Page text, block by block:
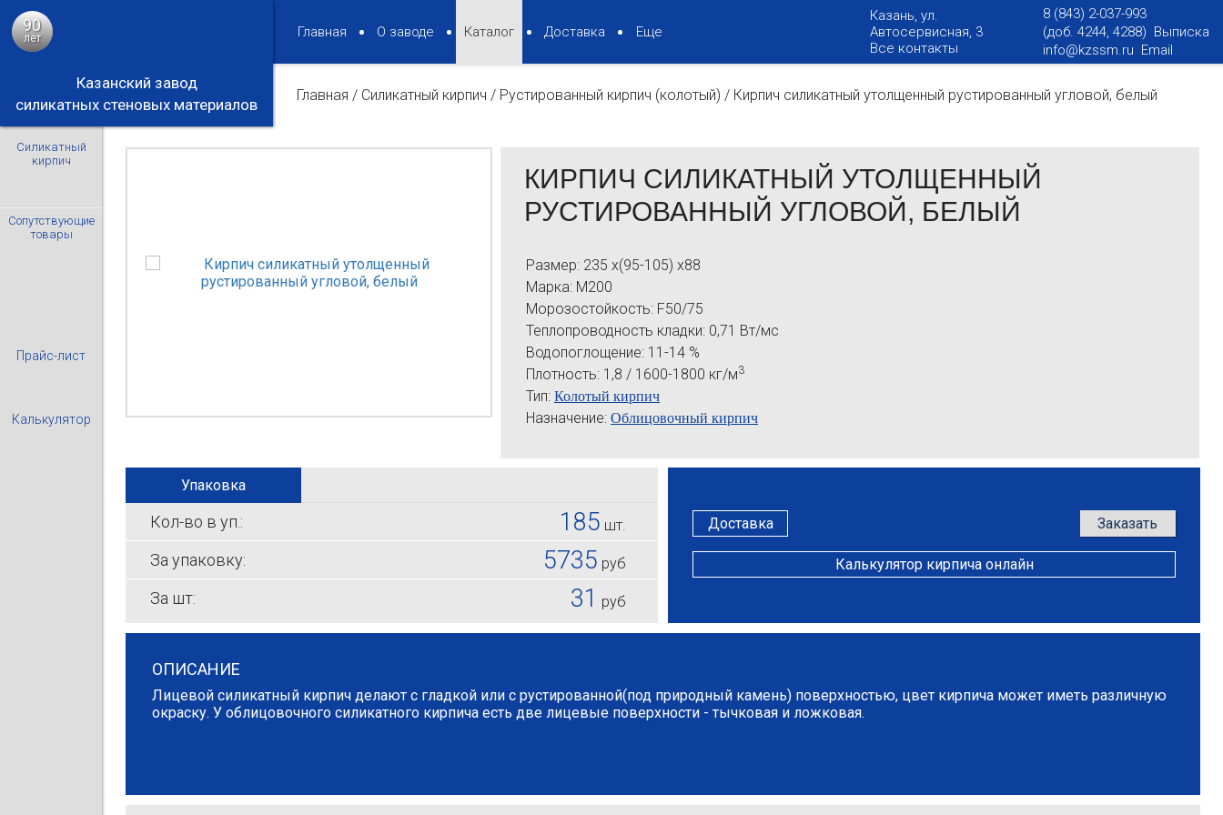
Казанский завод
силикатных стеновых материалов
90
лет Главная О заводе Каталог Доставка Еще
Казань, ул.
Автосервисная, 3
Все контакты
8 (843) 2-037-993
(доб. 4244, 4288) Выписка
info@kzssm.ru Email
Главная / Силикатный кирпич / Рустированный кирпич (колотый) / Кирпич силикатный утолщенный рустированный угловой, белый
Силикатный
кирпич
Сопутствующие
товары
Прайс-лист
Калькулятор
КИРПИЧ СИЛИКАТНЫЙ УТОЛЩЕННЫЙ
РУСТИРОВАННЫЙ УГЛОВОЙ, БЕЛЫЙ
Размер: 235 x(95-105) x88
Марка: М200
Морозостойкость: F50/75
Теплопроводность кладки: 0,71 Вт/мс
Водопоглощение: 11-14 %
Плотность: 1,8 / 1600-1800 кг/м3
Тип: Колотый кирпич
Назначение: Облицовочный кирпич
Упаковка
Кол-во в уп.: 185 шт.
За упаковку: 5735 руб
За шт: 31 руб
Доставка Заказать
Калькулятор кирпича онлайн
ОПИСАНИЕ
Лицевой силикатный кирпич делают с гладкой или с рустированной(под природный камень) поверхностью, цвет кирпича может иметь различную
окраску. У облицовочного силикатного кирпича есть две лицевые поверхности - тычковая и ложковая.